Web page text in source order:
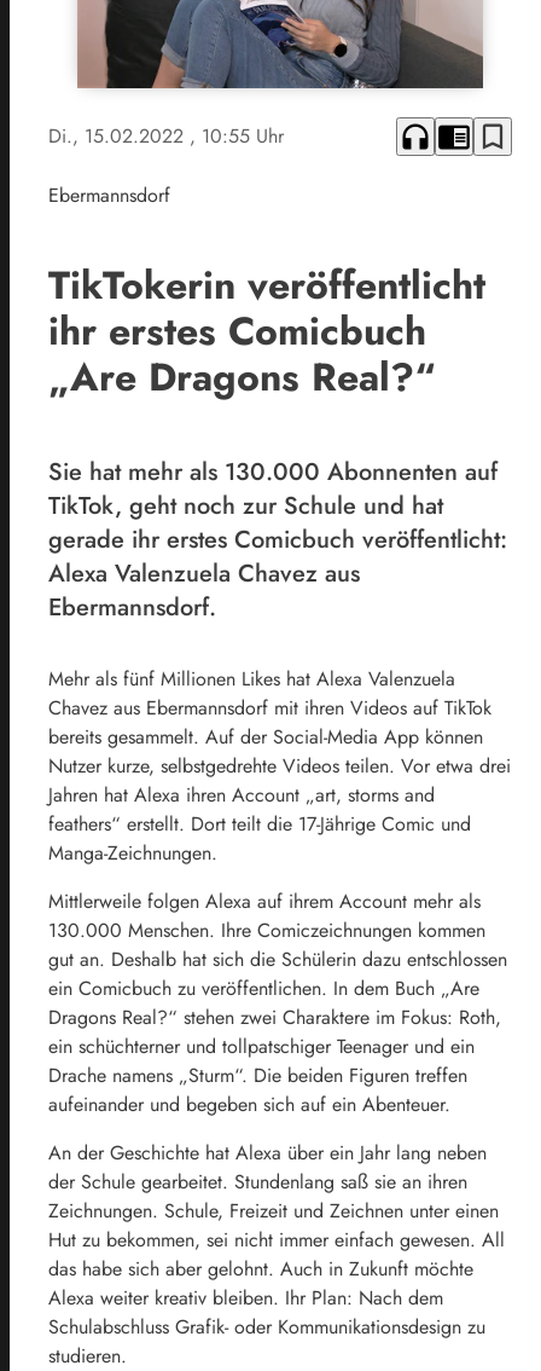
Di., 15.02.2022 , 10:55 Uhr headphones chrome_reader_mode bookmark_border
Ebermannsdorf
TikTokerin veröffentlicht
ihr erstes Comicbuch
„Are Dragons Real?“
Sie hat mehr als 130.000 Abonnenten auf
TikTok, geht noch zur Schule und hat
gerade ihr erstes Comicbuch veröffentlicht:
Alexa Valenzuela Chavez aus
Ebermannsdorf.
Mehr als fünf Millionen Likes hat Alexa Valenzuela
Chavez aus Ebermannsdorf mit ihren Videos auf TikTok
bereits gesammelt. Auf der Social-Media App können
Nutzer kurze, selbstgedrehte Videos teilen. Vor etwa drei
Jahren hat Alexa ihren Account „art, storms and
feathers“ erstellt. Dort teilt die 17-Jährige Comic und
Manga-Zeichnungen.
Mittlerweile folgen Alexa auf ihrem Account mehr als
130.000 Menschen. Ihre Comiczeichnungen kommen
gut an. Deshalb hat sich die Schülerin dazu entschlossen
ein Comicbuch zu veröffentlichen. In dem Buch „Are
Dragons Real?“ stehen zwei Charaktere im Fokus: Roth,
ein schüchterner und tollpatschiger Teenager und ein
Drache namens „Sturm“. Die beiden Figuren treffen
aufeinander und begeben sich auf ein Abenteuer.
An der Geschichte hat Alexa über ein Jahr lang neben
der Schule gearbeitet. Stundenlang saß sie an ihren
Zeichnungen. Schule, Freizeit und Zeichnen unter einen
Hut zu bekommen, sei nicht immer einfach gewesen. All
das habe sich aber gelohnt. Auch in Zukunft möchte
Alexa weiter kreativ bleiben. Ihr Plan: Nach dem
Schulabschluss Grafik- oder Kommunikationsdesign zu
studieren.